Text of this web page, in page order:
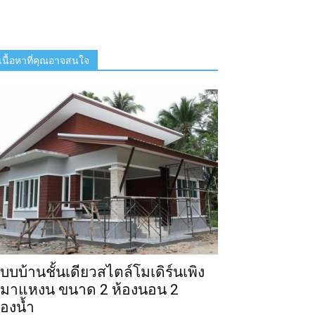
เนื้อหาที่คุณอาจสนใจ
บบ้านชั้นเดียวสไตล์โมเดิร์นเพิง
าแหงน ขนาด 2 ห้องนอน 2
งน้ำ